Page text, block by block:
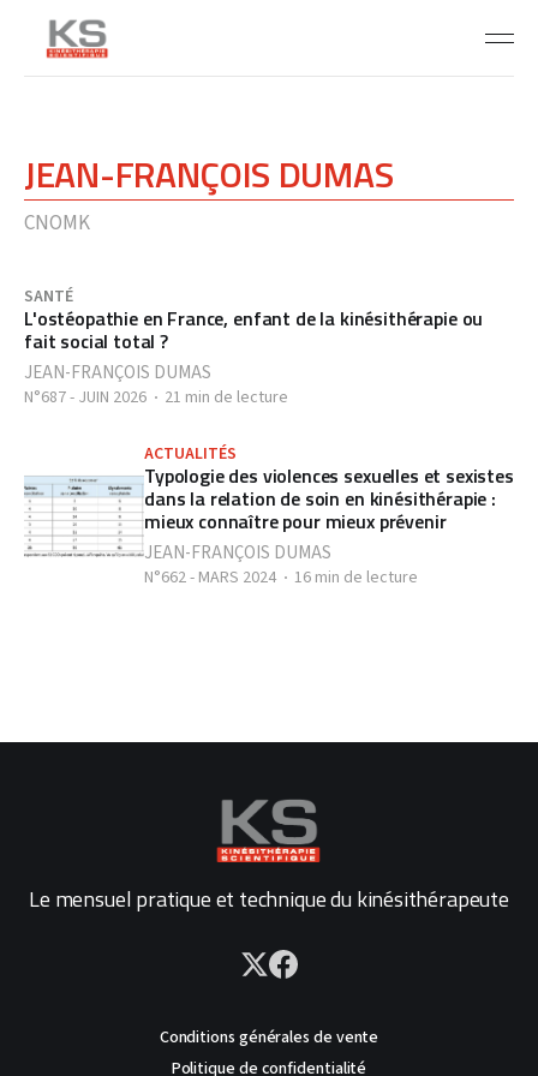
JEAN-FRANÇOIS DUMAS
CNOMK
SANTÉ
L'ostéopathie en France, enfant de la kinésithérapie ou
fait social total ?
JEAN-FRANÇOIS DUMAS
N°687 - JUIN 2026 21 min de lecture
ACTUALITÉS
Typologie des violences sexuelles et sexistes
dans la relation de soin en kinésithérapie :
mieux connaître pour mieux prévenir
JEAN-FRANÇOIS DUMAS
N°662 - MARS 2024 16 min de lecture
Le mensuel pratique et technique du kinésithérapeute
Conditions générales de vente
Politique de confidentialité